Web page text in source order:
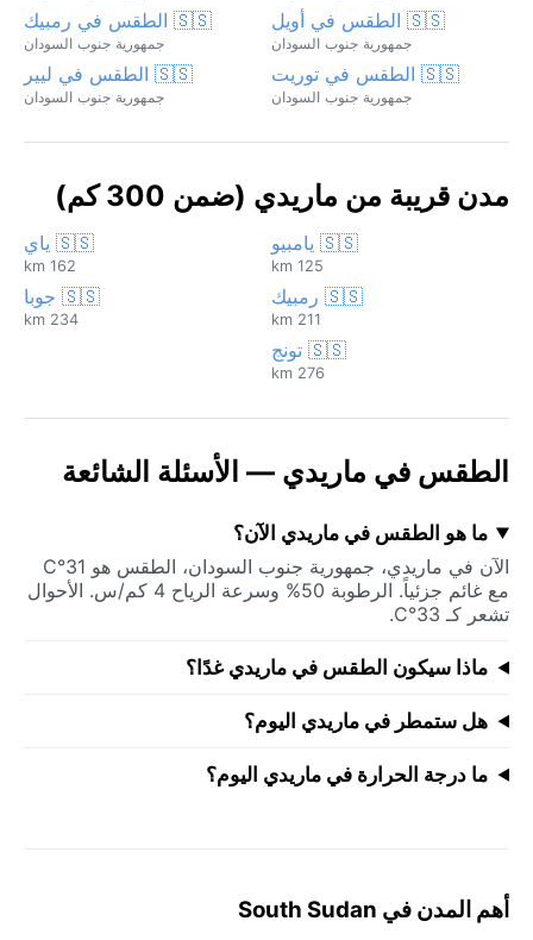
🇸🇸 الطقس في أويل
جمهورية جنوب السودان
🇸🇸 الطقس في رمبيك
جمهورية جنوب السودان
🇸🇸 الطقس في توريت
جمهورية جنوب السودان
🇸🇸 الطقس في ليير
جمهورية جنوب السودان
مدن قريبة من ماريدي (ضمن 300 كم)
🇸🇸 يامبيو
125 km
🇸🇸 ياي
162 km
🇸🇸 رمبيك
211 km
🇸🇸 جوبا
234 km
🇸🇸 تونج
276 km
الطقس في ماريدي — الأسئلة الشائعة
ما هو الطقس في ماريدي الآن؟
الآن في ماريدي، جمهورية جنوب السودان، الطقس هو 31°C
مع غائم جزئياً. الرطوبة 50% وسرعة الرياح 4 كم/س. الأحوال
تشعر كـ 33°C.
ماذا سيكون الطقس في ماريدي غدًا؟
هل ستمطر في ماريدي اليوم؟
ما درجة الحرارة في ماريدي اليوم؟
أهم المدن في South Sudan